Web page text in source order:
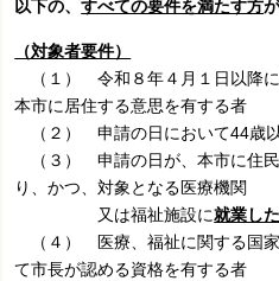
以下の、すべての要件を満たす方
（対象者要件）
（１） 令和８年４月１日以降に
本市に居住する意思を有する者
（２） 申請の日において44歳
（３） 申請の日が、本市に住民
り、かつ、対象となる医療機関
又は福祉施設に就業し
（４） 医療、福祉に関する国家
て市長が認める資格を有する者